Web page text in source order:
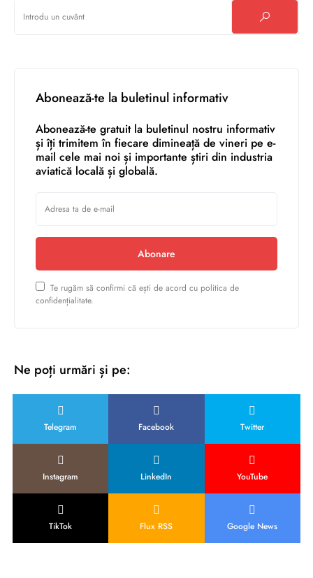
Abonează-te la buletinul informativ
Abonează-te gratuit la buletinul nostru informativ
și îți trimitem în fiecare dimineață de vineri pe e-
mail cele mai noi și importante știri din industria
aviatică locală și globală.
Abonare
Te rugăm să confirmi că ești de acord cu politica de
confidențialitate.
Ne poți urmări și pe:
Telegram Facebook Twitter
Instagram LinkedIn YouTube
TikTok Flux RSS Google News